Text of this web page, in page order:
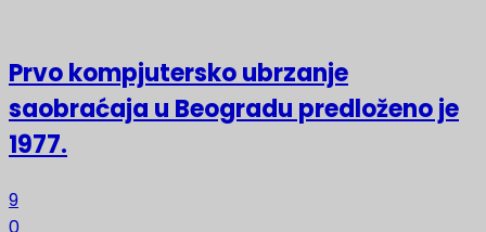
Prvo kompjutersko ubrzanje
saobraćaja u Beogradu predloženo je
1977.
9
0